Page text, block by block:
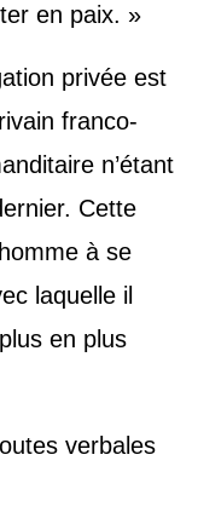
en paix. »
privée est
franco-
n’étant
Cette
à se
laquelle il
en plus
verbales